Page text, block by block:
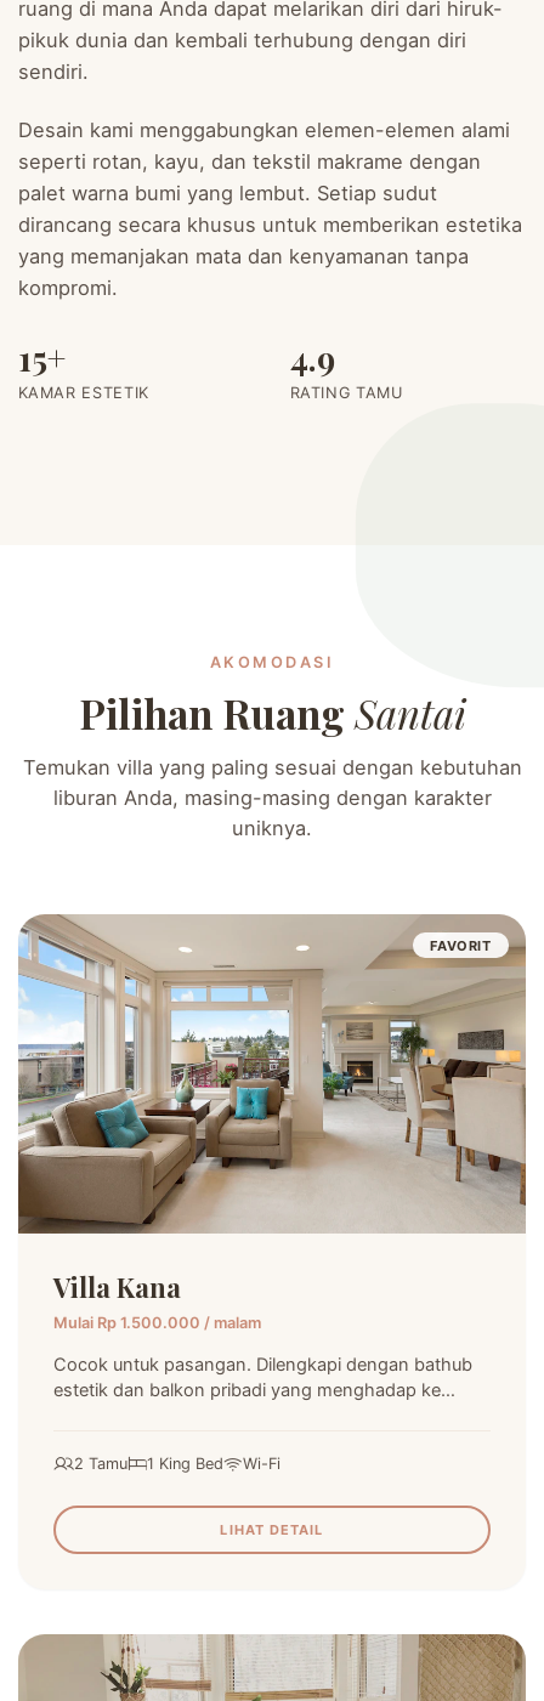
ruang di mana Anda dapat melarikan diri dari hiruk-
pikuk dunia dan kembali terhubung dengan diri
sendiri.
Desain kami menggabungkan elemen-elemen alami
seperti rotan, kayu, dan tekstil makrame dengan
palet warna bumi yang lembut. Setiap sudut
dirancang secara khusus untuk memberikan estetika
yang memanjakan mata dan kenyamanan tanpa
kompromi.
15+
KAMAR ESTETIK
4.9
RATING TAMU
AKOMODASI
Pilihan Ruang Santai
Temukan villa yang paling sesuai dengan kebutuhan
liburan Anda, masing-masing dengan karakter
uniknya.
FAVORIT
Villa Kana
Mulai Rp 1.500.000 / malam
Cocok untuk pasangan. Dilengkapi dengan bathub
estetik dan balkon pribadi yang menghadap ke
2 Tamu 1 King Bed Wi-Fi
LIHAT DETAIL